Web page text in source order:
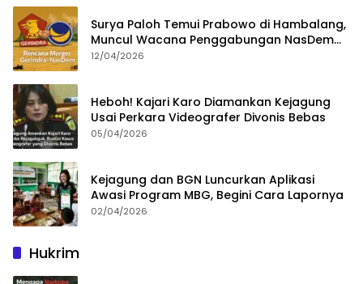
Surya Paloh Temui Prabowo di Hambalang,
Muncul Wacana Penggabungan NasDem
dan Gerindra
12/04/2026
Heboh! Kajari Karo Diamankan Kejagung
Usai Perkara Videografer Divonis Bebas
05/04/2026
Kejagung dan BGN Luncurkan Aplikasi
Awasi Program MBG, Begini Cara Lapornya
02/04/2026
Hukrim